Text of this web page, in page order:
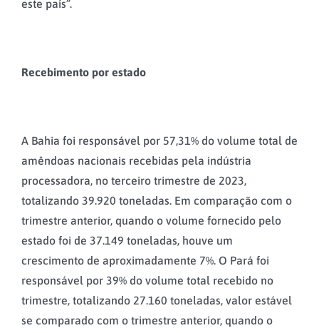
este país”.
Recebimento por estado
A Bahia foi responsável por 57,31% do volume total de
amêndoas nacionais recebidas pela indústria
processadora, no terceiro trimestre de 2023,
totalizando 39.920 toneladas. Em comparação com o
trimestre anterior, quando o volume fornecido pelo
estado foi de 37.149 toneladas, houve um
crescimento de aproximadamente 7%. O Pará foi
responsável por 39% do volume total recebido no
trimestre, totalizando 27.160 toneladas, valor estável
se comparado com o trimestre anterior, quando o